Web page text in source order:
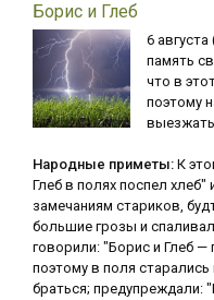
Борис и Глеб
6
память
что в
поэтому
Народные приметы: К
Глеб в полях поспел
замечаниям стариков,
большие грозы и
говорили: "Борис и Глеб
поэтому в поля
браться; предупреждали: